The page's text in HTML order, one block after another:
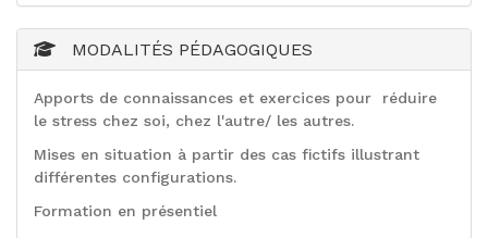
MODALITÉS PÉDAGOGIQUES
Apports de connaissances et exercices pour réduire
le stress chez soi, chez l'autre/ les autres.
Mises en situation à partir des cas fictifs illustrant
différentes configurations.
Formation en présentiel